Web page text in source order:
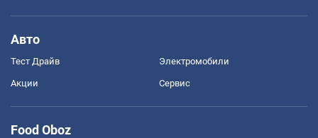
Авто
Тест Драйв Электромобили
Акции Сервис
Food Oboz